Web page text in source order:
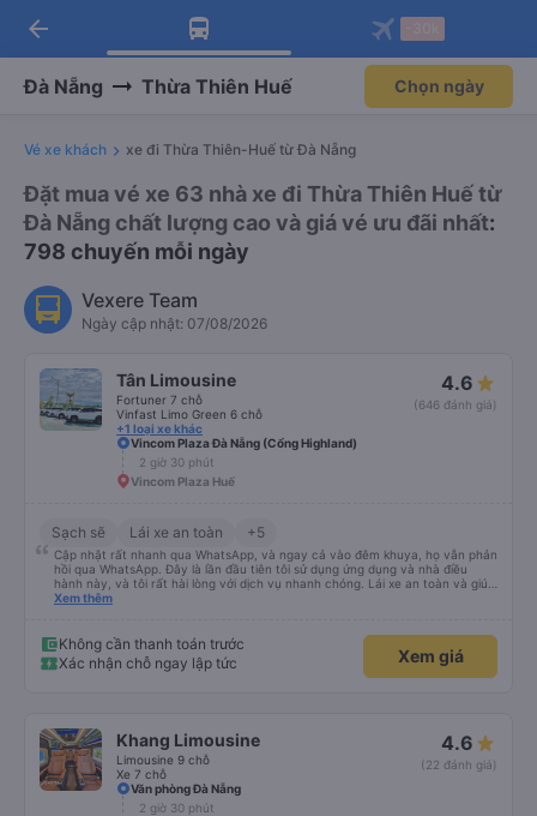
Tải app Vexere ngay!
Nhận ưu đãi thành viên độc
Mở app
Tải app Vexere
-30k/ghế khi đặt vé máy bay qua
Mở app
arrow_back
Đà Nẵng Thừa Thiên Huế Chọn ngày
Vé xe khách xe đi Thừa Thiên-Huế từ Đà Nẵng
Đặt mua vé xe 63 nhà xe đi Thừa Thiên Huế từ
Đà Nẵng chất lượng cao và giá vé ưu đãi nhất:
798 chuyến mỗi ngày
Vexere Team
Ngày cập nhật: 07/08/2026
Tân Limousine
Fortuner 7 chỗ
Vinfast Limo Green 6 chỗ
+1 loại xe khác
4.6
(646 đánh giá)
Vincom Plaza Đà Nẵng (Cổng Highland)
2 giờ 30 phút
Vincom Plaza Huế
Sạch sẽ Lái xe an toàn +5
Cập nhật rất nhanh qua WhatsApp, và ngay cả vào đêm khuya, họ vẫn phản
hồi qua WhatsApp. Đây là lần đầu tiên tôi sử dụng ứng dụng và nhà điều
hành này, và tôi rất hài lòng với dịch vụ nhanh chóng. Lái xe an toàn và giúp
tôi đến khách sạn ở Huế, mặc dù tôi không báo trước khi đặt xe và tài xế đã
của họ một lần nữa cho chuyến trở về Đà Nẵng.
Xem thêm
Không cần thanh toán trước
Xác nhận chỗ ngay lập tức
Xem giá
Khang Limousine
Limousine 9 chỗ
Xe 7 chỗ
4.6
(22 đánh giá)
Văn phòng Đà Nẵng
2 giờ 30 phút